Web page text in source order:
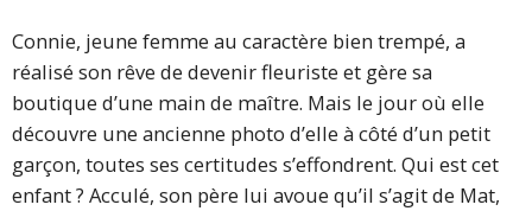
Connie, jeune femme au caractère bien trempé, a
réalisé son rêve de devenir fleuriste et gère sa
boutique d’une main de maître. Mais le jour où elle
découvre une ancienne photo d’elle à côté d’un petit
garçon, toutes ses certitudes s’effondrent. Qui est cet
enfant ? Acculé, son père lui avoue qu’il s’agit de Mat,